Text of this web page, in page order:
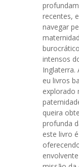
recentes,
navegar
intensos
Inglaterra.
eu livros
explorado
queira
profunda
este livro